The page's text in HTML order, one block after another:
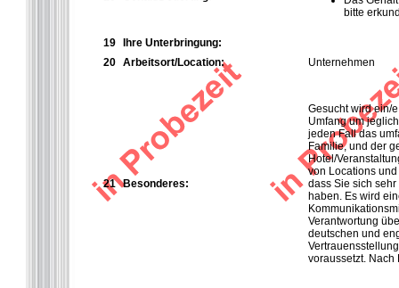
bitte
19
Ihre Unterbringung:
20 Arbeitsort/Location: Unternehmen
21 Besonderes:
Gesucht wird ein/
Umfang um
jeden Fall das
Familie, und der
Hotel/
von Locations
dass Sie sich
haben. Es wird
Verantwortung
deutschen und
voraussetzt.